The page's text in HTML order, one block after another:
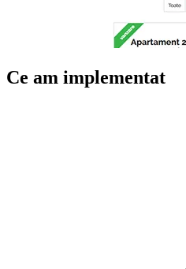
Ce am implementat